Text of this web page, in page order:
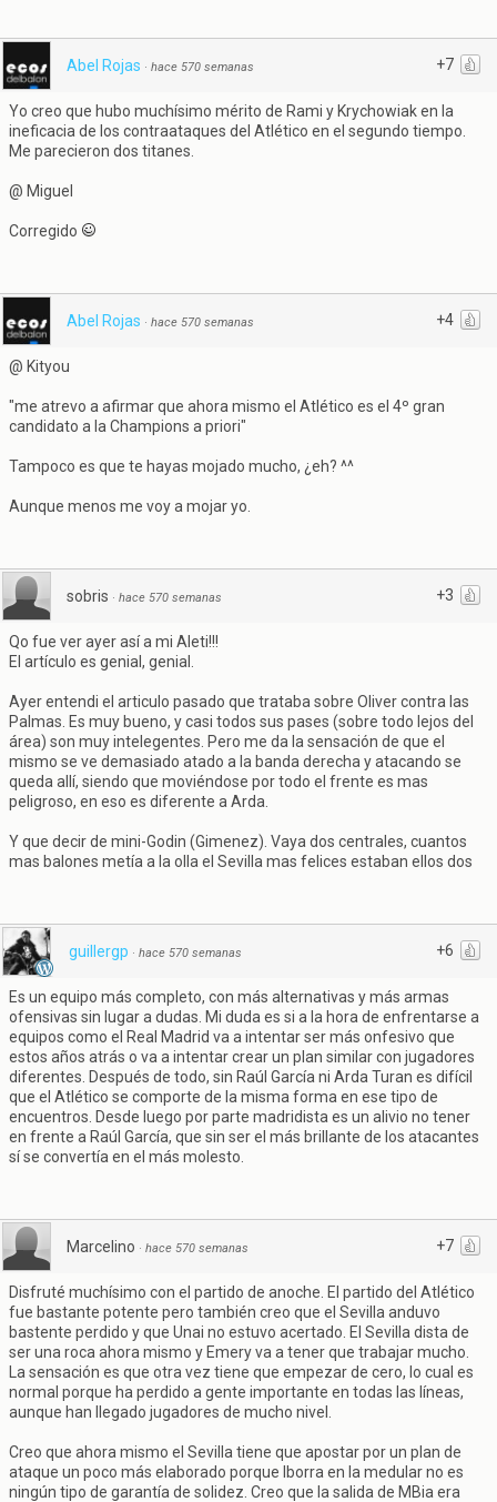
+7
Abel Rojas · hace 570 semanas
Yo creo que hubo muchísimo mérito de Rami y Krychowiak en la
ineficacia de los contraataques del Atlético en el segundo tiempo.
Me parecieron dos titanes.
@ Miguel
Corregido
+4
Abel Rojas · hace 570 semanas
@ Kityou
"me atrevo a afirmar que ahora mismo el Atlético es el 4º gran
candidato a la Champions a priori"
Tampoco es que te hayas mojado mucho, ¿eh? ^^
Aunque menos me voy a mojar yo.
+3
sobris · hace 570 semanas
Qo fue ver ayer así a mi Aleti!!!
El artículo es genial, genial.
Ayer entendi el articulo pasado que trataba sobre Oliver contra las
Palmas. Es muy bueno, y casi todos sus pases (sobre todo lejos del
área) son muy intelegentes. Pero me da la sensación de que el
mismo se ve demasiado atado a la banda derecha y atacando se
queda allí, siendo que moviéndose por todo el frente es mas
peligroso, en eso es diferente a Arda.
Y que decir de mini-Godin (Gimenez). Vaya dos centrales, cuantos
mas balones metía a la olla el Sevilla mas felices estaban ellos dos
+6
guillergp · hace 570 semanas
Es un equipo más completo, con más alternativas y más armas
ofensivas sin lugar a dudas. Mi duda es si a la hora de enfrentarse a
equipos como el Real Madrid va a intentar ser más onfesivo que
estos años atrás o va a intentar crear un plan similar con jugadores
diferentes. Después de todo, sin Raúl García ni Arda Turan es difícil
que el Atlético se comporte de la misma forma en ese tipo de
encuentros. Desde luego por parte madridista es un alivio no tener
en frente a Raúl García, que sin ser el más brillante de los atacantes
sí se convertía en el más molesto.
+7
Marcelino · hace 570 semanas
Disfruté muchísimo con el partido de anoche. El partido del Atlético
fue bastante potente pero también creo que el Sevilla anduvo
bastente perdido y que Unai no estuvo acertado. El Sevilla dista de
ser una roca ahora mismo y Emery va a tener que trabajar mucho.
La sensación es que otra vez tiene que empezar de cero, lo cual es
normal porque ha perdido a gente importante en todas las líneas,
aunque han llegado jugadores de mucho nivel.
Creo que ahora mismo el Sevilla tiene que apostar por un plan de
ataque un poco más elaborado porque Iborra en la medular no es
ningún tipo de garantía de solidez. Creo que la salida de MBia era